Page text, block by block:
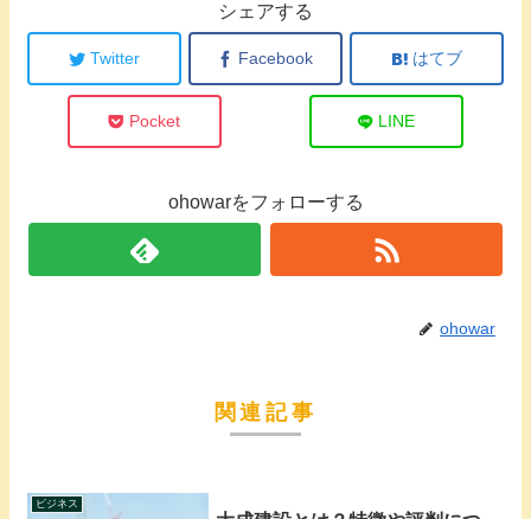
シェアする
Twitter Facebook はてブ
Pocket LINE
ohowarをフォローする
ohowar
関連記事
ビジネス